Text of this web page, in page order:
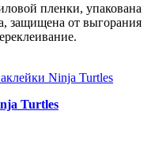
пленки, упакована
защищена от выгорания
Turtles